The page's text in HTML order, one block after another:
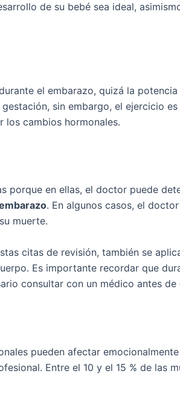
de su bebé sea ideal,
el embarazo, quizá la
sin embargo, el ejercicio
los cambios hormonales.
porque en ellas, el doctor puede
. En algunos casos, el
muerte.
citas de revisión, también se
Es importante recordar que
consultar con un médico antes
pueden afectar
Entre el 10 y el 15 % de las